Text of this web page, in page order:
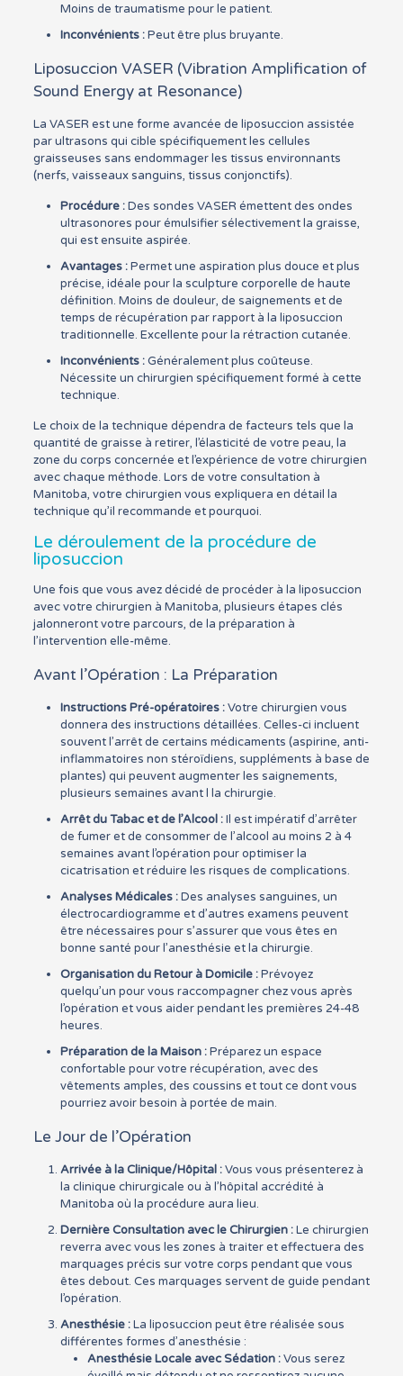
Moins de traumatisme pour le patient.
Inconvénients :Peut être plus bruyante.
Liposuccion VASER (Vibration Amplification of
Sound Energy at Resonance)
La VASER est une forme avancée de liposuccion assistée
par ultrasons qui cible spécifiquement les cellules
graisseuses sans endommager les tissus environnants
(nerfs, vaisseaux sanguins, tissus conjonctifs).
Procédure :Des sondes VASER émettent des ondes
ultrasonores pour émulsifier sélectivement la graisse,
qui est ensuite aspirée.
Avantages :Permet une aspiration plus douce et plus
précise, idéale pour la sculpture corporelle de haute
définition. Moins de douleur, de saignements et de
temps de récupération par rapport à la liposuccion
traditionnelle. Excellente pour la rétraction cutanée.
Inconvénients :Généralement plus coûteuse.
Nécessite un chirurgien spécifiquement formé à cette
technique.
Le choix de la technique dépendra de facteurs tels que la
quantité de graisse à retirer, l’élasticité de votre peau, la
zone du corps concernée et l’expérience de votre chirurgien
avec chaque méthode. Lors de votre consultation à
Manitoba, votre chirurgien vous expliquera en détail la
technique qu’il recommande et pourquoi.
Le déroulement de la procédure de
liposuccion
Une fois que vous avez décidé de procéder à la liposuccion
avec votre chirurgien à Manitoba, plusieurs étapes clés
jalonneront votre parcours, de la préparation à
l’intervention elle-même.
Avant l’Opération : La Préparation
Instructions Pré-opératoires :Votre chirurgien vous
donnera des instructions détaillées. Celles-ci incluent
souvent l’arrêt de certains médicaments (aspirine, anti-
inflammatoires non stéroïdiens, suppléments à base de
plantes) qui peuvent augmenter les saignements,
plusieurs semaines avant l la chirurgie.
Arrêt du Tabac et de l’Alcool :Il est impératif d’arrêter
de fumer et de consommer de l’alcool au moins 2 à 4
semaines avant l’opération pour optimiser la
cicatrisation et réduire les risques de complications.
Analyses Médicales :Des analyses sanguines, un
électrocardiogramme et d’autres examens peuvent
être nécessaires pour s’assurer que vous êtes en
bonne santé pour l’anesthésie et la chirurgie.
Organisation du Retour à Domicile :Prévoyez
quelqu’un pour vous raccompagner chez vous après
l’opération et vous aider pendant les premières 24-48
heures.
Préparation de la Maison :Préparez un espace
confortable pour votre récupération, avec des
vêtements amples, des coussins et tout ce dont vous
pourriez avoir besoin à portée de main.
Le Jour de l’Opération
Arrivée à la Clinique/Hôpital :Vous vous présenterez à
la clinique chirurgicale ou à l’hôpital accrédité à
Manitoba où la procédure aura lieu.
Dernière Consultation avec le Chirurgien :Le chirurgien
reverra avec vous les zones à traiter et effectuera des
marquages précis sur votre corps pendant que vous
êtes debout. Ces marquages servent de guide pendant
l’opération.
Anesthésie :La liposuccion peut être réalisée sous
différentes formes d’anesthésie :
Anesthésie Locale avec Sédation :Vous serez